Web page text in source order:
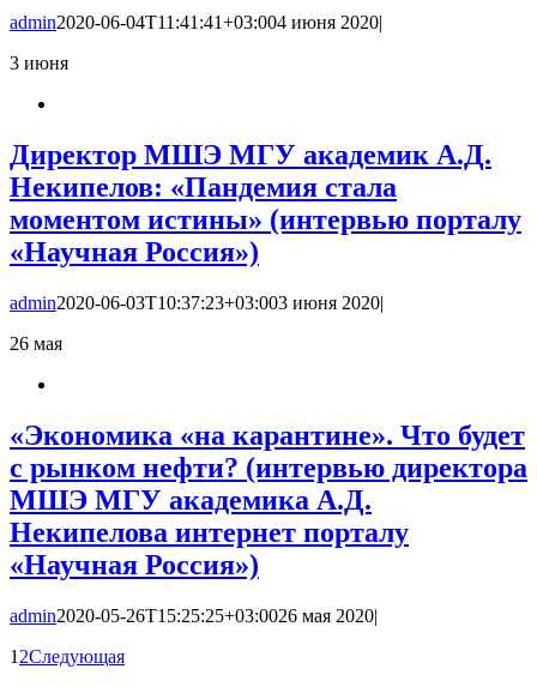
admin2020-06-04T11:41:41+03:004 июня 2020|
3 июня
Директор МШЭ МГУ академик А.Д.
Некипелов: «Пандемия стала
моментом истины» (интервью порталу
«Научная Россия»)
admin2020-06-03T10:37:23+03:003 июня 2020|
26 мая
«Экономика «на карантине». Что будет
с рынком нефти? (интервью директора
МШЭ МГУ академика А.Д.
Некипелова интернет порталу
«Научная Россия»)
admin2020-05-26T15:25:25+03:0026 мая 2020|
1 2Следующая